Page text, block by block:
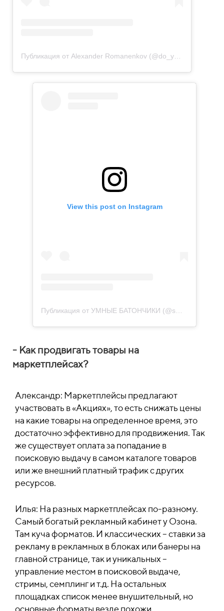
View this post on Instagram
- Как продвигать товары на
маркетплейсах?
Александр: Маркетплейсы предлагают
участвовать в «Акциях», то есть снижать цены
на какие товары на определенное время, это
достаточно эффективно для продвижения. Так
же существует оплата за попадание в
поисковую выдачу в самом каталоге товаров
или же внешний платный трафик с других
ресурсов.
Илья: На разных маркетплейсах по-разному.
Самый богатый рекламный кабинет у Озона.
Там куча форматов. И классических – ставки за
рекламу в рекламных в блоках или банеры на
главной странице, так и уникальных –
управление местом в поисковой выдаче,
стримы, семплинг и т.д. На остальных
площадках список менее внушительный, но
основные форматы везде похожи.